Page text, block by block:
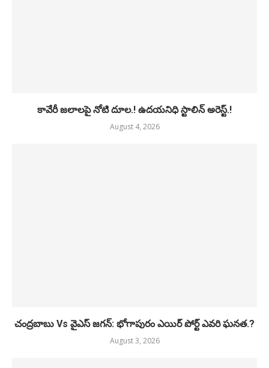
కావేరీ జలాలపై నోటి దూల.! ఉదయనిధి స్టాలిన్ అరెస్ట్.!
August 4, 2026
చంద్రబాబు Vs వైఎస్ జగన్: భోగాపురం ఎయిర్ పోర్ట్ ఎవరి ఘనత.?
August 3, 2026